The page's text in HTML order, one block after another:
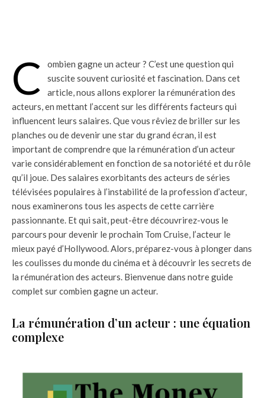
C
ombien gagne un acteur ? C’est une question qui
suscite souvent curiosité et fascination. Dans cet
article, nous allons explorer la rémunération des
acteurs, en mettant l’accent sur les différents facteurs qui
influencent leurs salaires. Que vous rêviez de briller sur les
planches ou de devenir une star du grand écran, il est
important de comprendre que la rémunération d’un acteur
varie considérablement en fonction de sa notoriété et du rôle
qu’il joue. Des salaires exorbitants des acteurs de séries
télévisées populaires à l’instabilité de la profession d’acteur,
nous examinerons tous les aspects de cette carrière
passionnante. Et qui sait, peut-être découvrirez-vous le
parcours pour devenir le prochain Tom Cruise, l’acteur le
mieux payé d’Hollywood. Alors, préparez-vous à plonger dans
les coulisses du monde du cinéma et à découvrir les secrets de
la rémunération des acteurs. Bienvenue dans notre guide
complet sur combien gagne un acteur.
La rémunération d’un acteur : une équation
complexe